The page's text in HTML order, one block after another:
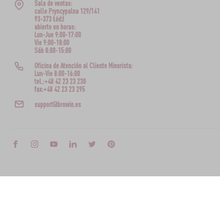
Sala de ventas:
calle Pryncypalna 129/141
93-373 Łódź
abierto en horas:
Lun-Jue 9:00-17:00
Vie 9:00-18:00
Sáb 8:00-15:00
Oficina de Atención al Cliente Minorista:
Lun-Vie 8:00-16:00
tel.:+48 42 23 23 230
fax:+48 42 23 23 295
support@browin.es